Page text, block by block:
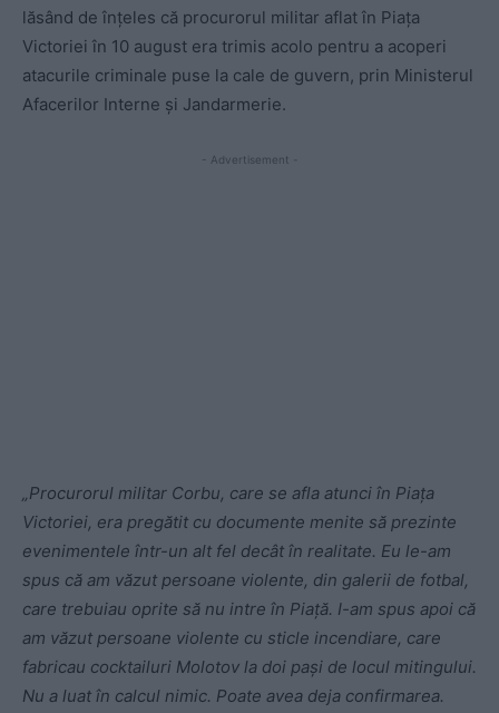
lăsând de înţeles că procurorul militar aflat în Piaţa
Victoriei în 10 august era trimis acolo pentru a acoperi
atacurile criminale puse la cale de guvern, prin Ministerul
Afacerilor Interne şi Jandarmerie.
- Advertisement -
„Procurorul militar Corbu, care se afla atunci în Piaţa
Victoriei, era pregătit cu documente menite să prezinte
evenimentele într-un alt fel decât în realitate. Eu le-am
spus că am văzut persoane violente, din galerii de fotbal,
care trebuiau oprite să nu intre în Piaţă. I-am spus apoi că
am văzut persoane violente cu sticle incendiare, care
fabricau cocktailuri Molotov la doi paşi de locul mitingului.
Nu a luat în calcul nimic. Poate avea deja confirmarea.